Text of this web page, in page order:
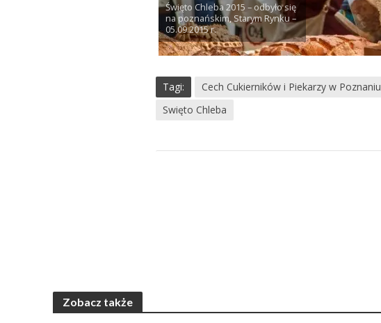
Święto Chleba 2015 – odbyło się
na poznańskim, Starym Rynku –
05.09.2015 r.
Tagi: Cech Cukierników i Piekarzy w Poznaniu
Swięto Chleba
Zobacz także